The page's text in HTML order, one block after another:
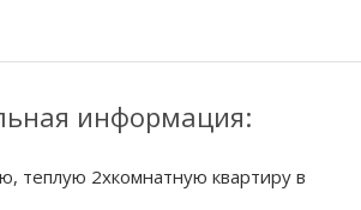
информация:
теплую 2хкомнатную квартиру в